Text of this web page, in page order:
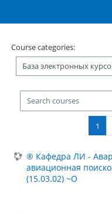
Course categories:
Search courses
1
® Кафедра ЛИ -
авиационная
(15.03.02) ~О